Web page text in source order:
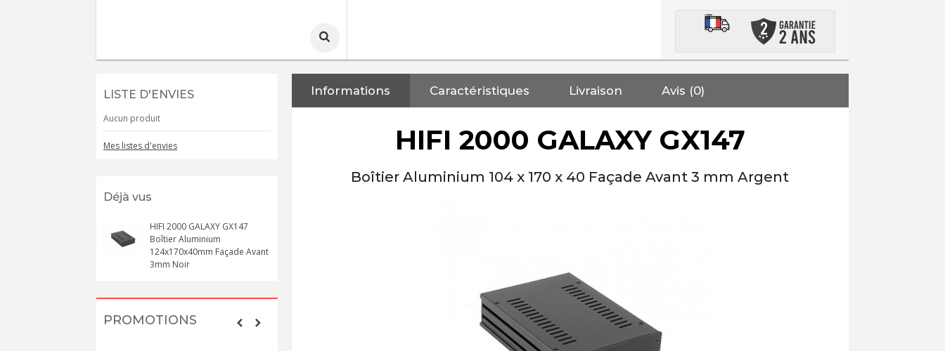
LISTE D'ENVIES
Aucun produit
Mes listes d'envies
Déjà vus
HIFI 2000 GALAXY GX147
Boîtier Aluminium
124x170x40mm Façade Avant
3mm Noir
PROMOTIONS
Informations Caractéristiques Livraison Avis (0)
HIFI 2000 GALAXY GX147
Boîtier Aluminium 104 x 170 x 40 Façade Avant 3 mm Argent